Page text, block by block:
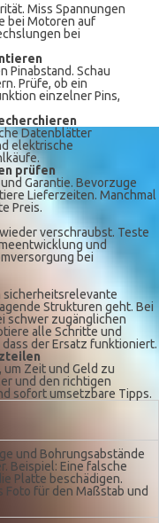
Miss Spannungen
bei Motoren auf
bei
Pinabstand. Schau
Prüfe, ob ein
einzelner Pins,
Datenblätter
elektrische
prüfen
Garantie. Bevorzuge
Lieferzeiten. Manchmal
Preis.
verschraubst. Teste
und
bei
sicherheitsrelevante
Strukturen geht. Bei
schwer zugänglichen
alle Schritte und
dass der Ersatz funktioniert.
um Zeit und Geld zu
und den richtigen
sofort umsetzbare Tipps.
und Bohrungsabstände
Beispiel: Eine falsche
Platte beschädigen.
Foto für den Maßstab und